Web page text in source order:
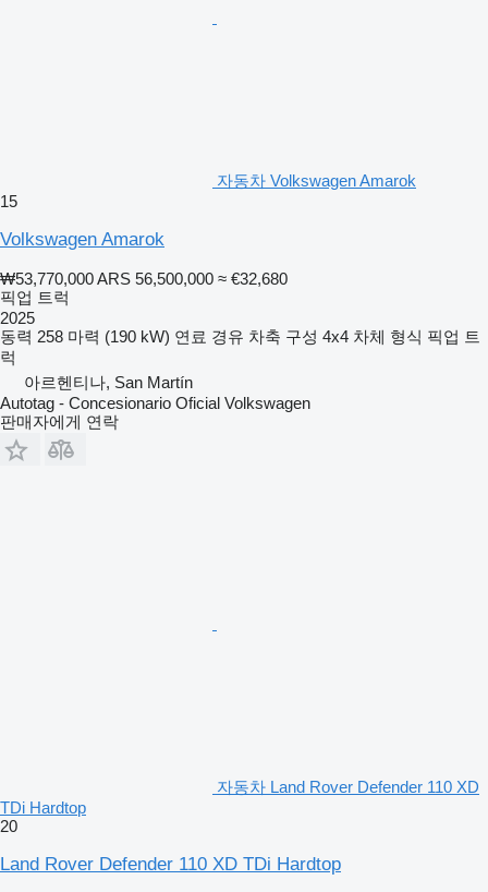
자동차 Volkswagen Amarok
15
Volkswagen Amarok
₩53,770,000ARS 56,500,000 ≈ €32,680
픽업 트럭
2025
동력 258 마력 (190 kW) 연료 경유 차축 구성 4x4 차체 형식 픽업 트
럭
아르헨티나, San Martín
Autotag - Concesionario Oficial Volkswagen
판매자에게 연락
자동차 Land Rover Defender 110 XD
TDi Hardtop
20
Land Rover Defender 110 XD TDi Hardtop